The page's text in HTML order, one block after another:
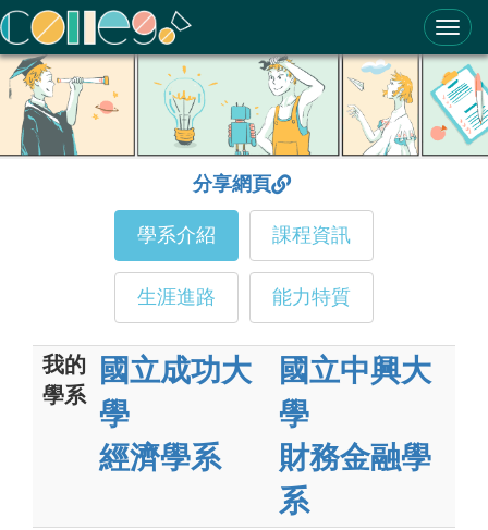
ColleGo! 大學選才與高中育才輔助系統
分享網頁
學系介紹 課程資訊
生涯進路 能力特質
我的
學系
國立成功大
學
經濟學系
國立中興大
學
財務金融學
系